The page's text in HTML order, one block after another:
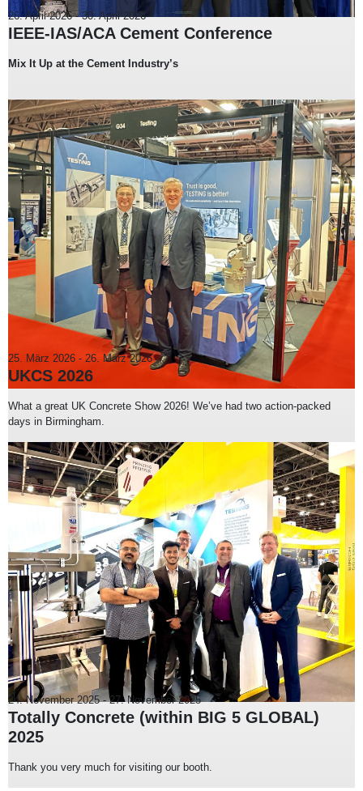
26. April 2026-30. April 2026
IEEE-IAS/ACA Cement Conference
Mix It Up at the Cement Industry’s
25. März 2026 - 26. März 2026
UKCS 2026
What a great UK Concrete Show 2026! We’ve had two action-packed
days in Birmingham.
24. November 2025-27. November 2025
Totally Concrete (within BIG 5 GLOBAL)
2025
Thank you very much for visiting our booth.